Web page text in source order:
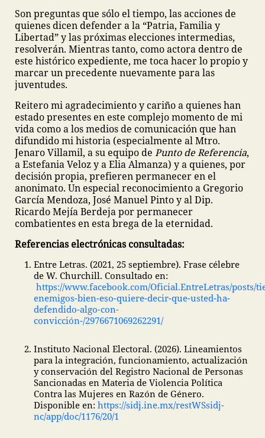
Son preguntas que sólo el tiempo, las acciones de
quienes dicen defender a la “Patria, Familia y
Libertad” y las próximas elecciones intermedias,
resolverán. Mientras tanto, como actora dentro de
este histórico expediente, me toca hacer lo propio y
marcar un precedente nuevamente para las
juventudes.
Reitero mi agradecimiento y cariño a quienes han
estado presentes en este complejo momento de mi
vida como a los medios de comunicación que han
difundido mi historia (especialmente al Mtro.
Jenaro Villamil, a su equipo de Punto de Referencia,
a Estefania Veloz y a Elia Almanza) y a quienes, por
decisión propia, prefieren permanecer en el
anonimato. Un especial reconocimiento a Gregorio
García Mendoza, José Manuel Pinto y al Dip.
Ricardo Mejía Berdeja por permanecer
combatientes en esta brega de la eternidad.
Referencias electrónicas consultadas:
Entre Letras. (2021, 25 septiembre). Frase célebre
de W. Churchill. Consultado en:
https://www.facebook.com/Oficial.EntreLetras/posts/
enemigos-bien-eso-quiere-decir-que-usted-ha-
defendido-algo-con-
convicción-/2976671069262291/
Instituto Nacional Electoral. (2026). Lineamientos
para la integración, funcionamiento, actualización
y conservación del Registro Nacional de Personas
Sancionadas en Materia de Violencia Política
Contra las Mujeres en Razón de Género.
Disponible en: https://sidj.ine.mx/restWSsidj-
nc/app/doc/1176/20/1